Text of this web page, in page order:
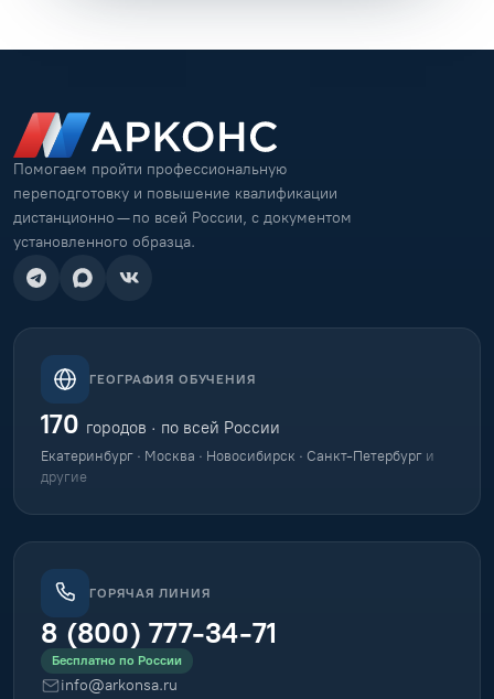
Помогаем пройти профессиональную
переподготовку и повышение квалификации
дистанционно — по всей России, с документом
установленного образца.
ГЕОГРАФИЯ ОБУЧЕНИЯ
170 городов · по всей России
Екатеринбург · Москва · Новосибирск · Санкт-Петербург и
другие
ГОРЯЧАЯ ЛИНИЯ
8 (800) 777-34-71
Бесплатно по России
info@arkonsa.ru